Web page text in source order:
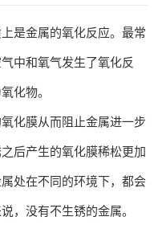
是金属的氧化反应。最常
中和氧气发生了氧化反
化物。
化膜从而阻止金属进一步
后产生的氧化膜稀松更加
处在不同的环境下，都会
，没有不生锈的金属。